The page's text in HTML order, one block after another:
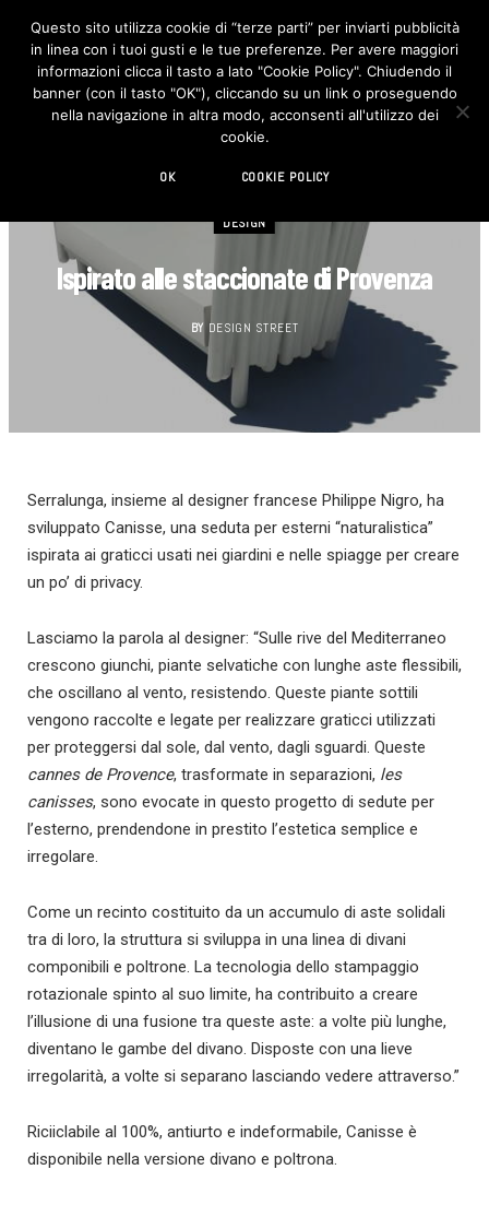
F
c
e
b
o
I
n
s
t
DESIGN
Ispirato alle staccionate di Provenza
BY DESIGN STREET
Serralunga, insieme al designer francese Philippe Nigro, ha
sviluppato Canisse, una seduta per esterni “naturalistica”
ispirata ai graticci usati nei giardini e nelle spiagge per creare
un po’ di privacy.
Lasciamo la parola al designer: “Sulle rive del Mediterraneo
crescono giunchi, piante selvatiche con lunghe aste flessibili,
che oscillano al vento, resistendo. Queste piante sottili
vengono raccolte e legate per realizzare graticci utilizzati
per proteggersi dal sole, dal vento, dagli sguardi. Queste
cannes de Provence, trasformate in separazioni, les
canisses, sono evocate in questo progetto di sedute per
l’esterno, prendendone in prestito l’estetica semplice e
irregolare.
Come un recinto costituito da un accumulo di aste solidali
tra di loro, la struttura si sviluppa in una linea di divani
componibili e poltrone. La tecnologia dello stampaggio
rotazionale spinto al suo limite, ha contribuito a creare
l’illusione di una fusione tra queste aste: a volte più lunghe,
diventano le gambe del divano. Disposte con una lieve
irregolarità, a volte si separano lasciando vedere attraverso.”
Riciiclabile al 100%, antiurto e indeformabile, Canisse è
disponibile nella versione divano e poltrona.
Questo sito utilizza cookie di “terze parti” per inviarti pubblicità
in linea con i tuoi gusti e le tue preferenze. Per avere maggiori
informazioni clicca il tasto a lato "Cookie Policy". Chiudendo il
banner (con il tasto "OK"), cliccando su un link o proseguendo
nella navigazione in altra modo, acconsenti all'utilizzo dei
cookie.
OK COOKIE POLICY